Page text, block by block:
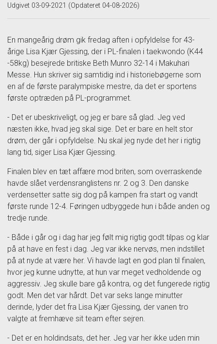
Udgivet 03-09-2021 (Opdateret 04-08-2026)
En mangeårig drøm gik fredag aften i opfyldelse for 43-
årige Lisa Kjær Gjessing, der i PL-finalen i taekwondo (K44
-58kg) besejrede britiske Beth Munro 32-14 i Makuhari
Messe. Hun skriver sig samtidig ind i historiebøgerne som
en af de første paralympiske mestre, da det er sportens
første optræden på PL-programmet.
- Det er ubeskriveligt, og jeg er bare så glad. Jeg ved
næsten ikke, hvad jeg skal sige. Det er bare en helt stor
drøm, der går i opfyldelse. Nu skal jeg nyde det her i rigtig
lang tid, siger Lisa Kjær Gjessing.
Finalen blev en tæt affære mod briten, som overraskende
havde slået verdensranglistens nr. 2 og 3. Den danske
verdensetter satte sig dog på kampen fra start og vandt
første runde 12-4. Føringen udbyggede hun i både anden og
tredje runde.
- Både i går og i dag har jeg følt mig rigtig godt tilpas og klar
på at have en fest i dag. Jeg var ikke nervøs, men indstillet
på at nyde at være her. Vi havde lagt en god plan til finalen,
hvor jeg kunne udnytte, at hun var meget vedholdende og
aggressiv. Jeg skulle bare gå kontra, og det fungerede rigtig
godt. Men det var hårdt. Det var seks lange minutter
derinde, lyder det fra Lisa Kjær Gjessing, der vanen tro
valgte at fremhæve sit team efter sejren.
- Det er en holdindsats, det her. Jeg var her ikke uden min